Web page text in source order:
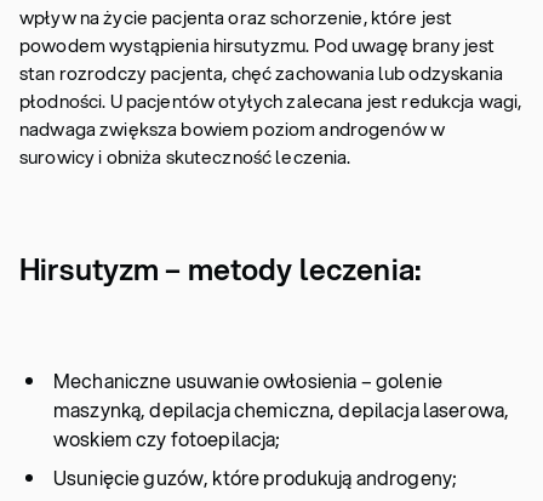
wpływ na życie pacjenta oraz schorzenie, które jest
powodem wystąpienia hirsutyzmu. Pod uwagę brany jest
stan rozrodczy pacjenta, chęć zachowania lub odzyskania
płodności. U pacjentów otyłych zalecana jest redukcja wagi,
nadwaga zwiększa bowiem poziom androgenów w
surowicy i obniża skuteczność leczenia.
Hirsutyzm – metody leczenia:
Mechaniczne usuwanie owłosienia – golenie
maszynką, depilacja chemiczna, depilacja laserowa,
woskiem czy fotoepilacja;
Usunięcie guzów, które produkują androgeny;